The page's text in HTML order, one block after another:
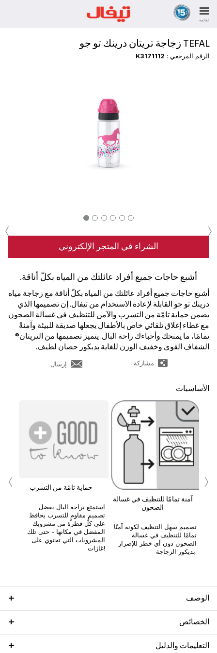
القائمة
TEFAL زجاجة تريتان درينك تو جو
الرقم المرجعي : K3171112
‹ › الشراء في المتجر الإلكتروني
أشبع حاجات جميع أفراد عائلتك من المياه بكلّ أناقة.
أشبع حاجات جميع أفراد عائلتك من المياه بكلّ أناقة مع زجاجة مياه
درينك تو جو القابلة لإعادة الاستخدام من تيفال. إن تصميمها الذي
يضمن حماية تامّة من التسرب والآمن للتنظيف في غسالة الصحون
مع غطاء إغلاق تلقائي خاص بالأطفال يجعلها صديقة للبيئة وآمنةً
تمامًا، ما يمنحك وأحباءك راحة البال. يتميز تصميمها من التريتان®
الشفاف القوي وخفيف الوزن للغاية بديكور حصان لطيف.
مشاركة إرسال
الأساسيات
حماية تامّة من التسرب
استمتع براحة البال بفضل
تصميمٍ مقاومٍ للتسرب يحافظ
على كل قطرة من مشروبك
المفضل في مكانها - حتى تلك
المشروبات التي تحتوي على
غازات!
آمنة تمامًا للتنظيف في غسالة
الصحون
تصميم سهل التنظيف لكونه آمنًا
تمامًا للتنظيف في غسالة
الصحون دون أي خطر للإضرار
بديكور الزجاجة.
‹ ›
الوصف
الخصائص
التعليمات والدليل